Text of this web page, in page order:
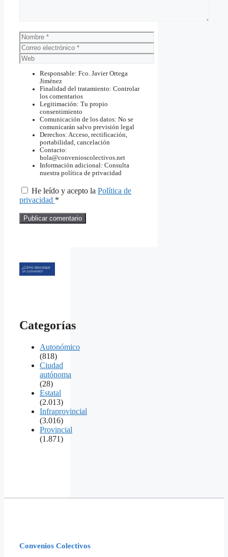
Nombre
Correo
electrónico
Web
Responsable: Fco. Javier Ortega
Jiménez
Finalidad del tratamiento: Controlar
los comentarios
Legitimación: Tu propio
consentimiento
Comunicación de los datos: No se
comunicarán salvo previsión legal
Derechos: Acceso, rectificación,
portabilidad, cancelación
Contacto:
hola@convenioscolectivos.net
Información adicional: Consulta
nuestra política de privacidad
He leído y acepto la Política de
privacidad *
Categorías
Autonómico
(818)
Ciudad
autónoma
(28)
Estatal
(2.013)
Infraprovincial
(3.016)
Provincial
(1.871)
Convenios Colectivos